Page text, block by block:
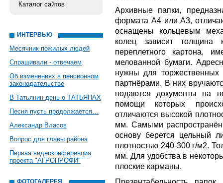
Каталог сайтов
ИНТЕРВЬЮ
Месячник пожилых людей
Спрашивали - отвечаем
Об изменениях в пенсионном
законодательстве
В Татьянин день о ТАТЬЯНАХ
Песня пусть продолжается…
Александр Власов
Вопрос для главы района
Первая видеоконференция
проекта "АГРОПРОФИ"
ФОТОГАЛЕРЕЯ
Архивные папки,
формата А4 или А3,
оснащены кольцевым
колец зависит толщина
переплетного картона,
мелованной бумаги.
нужны для
партнёрами. В них
подаются документы на
помощи которых
отличаются высокой
мм. Самыми
основу берется цельный
плотностью 240-300 г/м2.
мм. Для удобства в
плоские карманы.